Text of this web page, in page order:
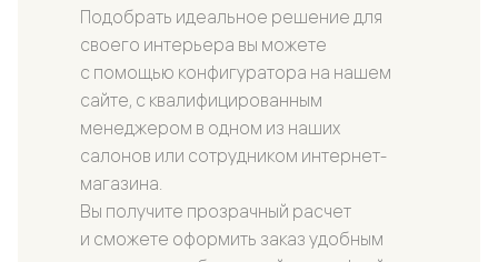
Подобрать идеальное решение для
своего интерьера вы можете
с помощью конфигуратора на нашем
сайте, с квалифицированным
менеджером в одном из наших
салонов или сотрудником интернет-
магазина.
Вы получите прозрачный расчет
и сможете оформить заказ удобным